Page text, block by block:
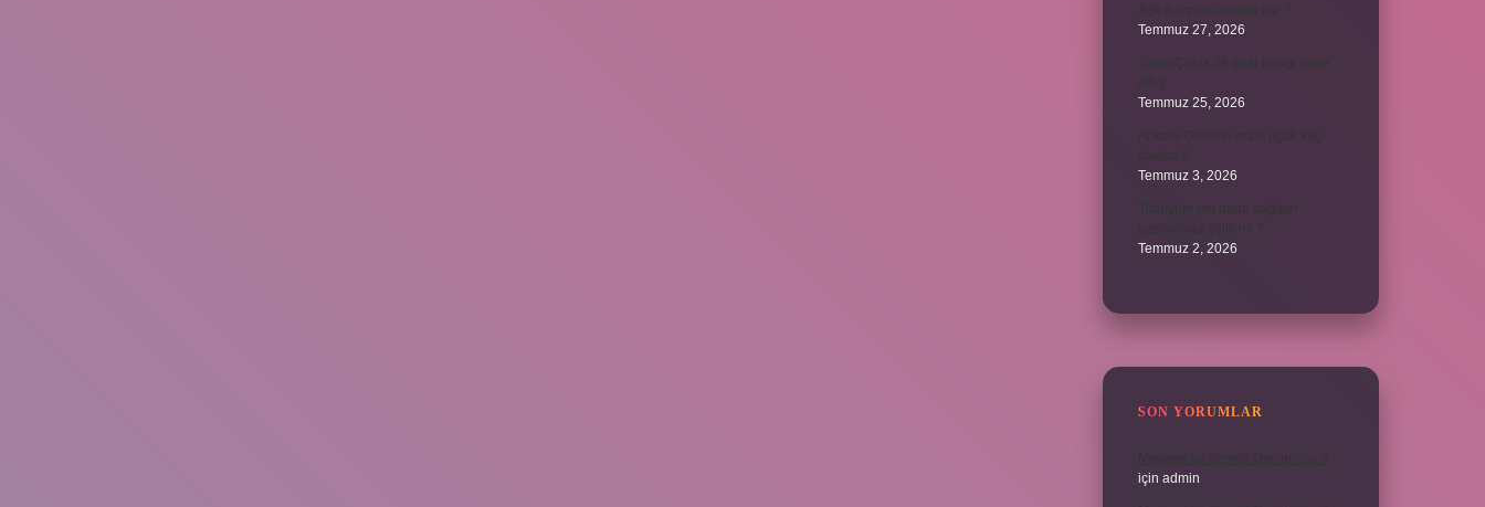
Temmuz 27, 2026
Temmuz 25, 2026
Temmuz 3, 2026
Temmuz 2, 2026
SON YORUMLAR
için admin